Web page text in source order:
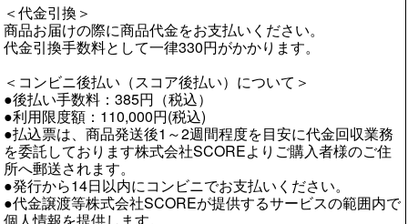
＜代金引換＞
商品お届けの際に商品代金をお支払いください。
代金引換手数料として一律330円がかかります。
＜コンビニ後払い（スコア後払い）について＞
●後払い手数料：385円（税込）
●利用限度額：110,000円(税込)
●払込票は、商品発送後1～2週間程度を目安に代金回収業務
を委託しております株式会社SCOREよりご購入者様のご住
所へ郵送されます。
●発行から14日以内にコンビニでお支払いください。
●代金譲渡等株式会社SCOREが提供するサービスの範囲内で
個人情報を提供します。